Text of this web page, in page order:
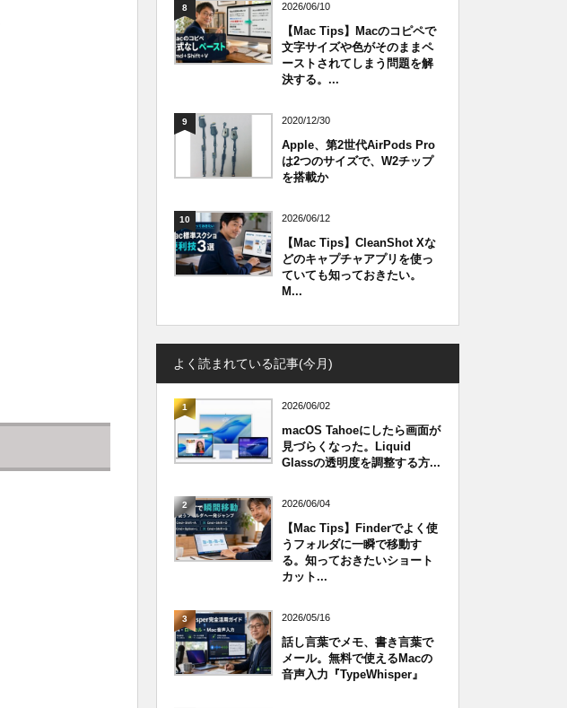
8 2026/06/10
【Mac Tips】Macのコピペで
文字サイズや色がそのままペ
ーストされてしまう問題を解
決する。...
9 2020/12/30
Apple、第2世代AirPods Pro
は2つのサイズで、W2チップ
を搭載か
10 2026/06/12
【Mac Tips】CleanShot Xな
どのキャプチャアプリを使っ
ていても知っておきたい。
M...
よく読まれている記事(今月)
1 2026/06/02
macOS Tahoeにしたら画面が
見づらくなった。Liquid
Glassの透明度を調整する方...
2 2026/06/04
【Mac Tips】Finderでよく使
うフォルダに一瞬で移動す
る。知っておきたいショート
カット...
3 2026/05/16
話し言葉でメモ、書き言葉で
メール。無料で使えるMacの
音声入力『TypeWhisper』